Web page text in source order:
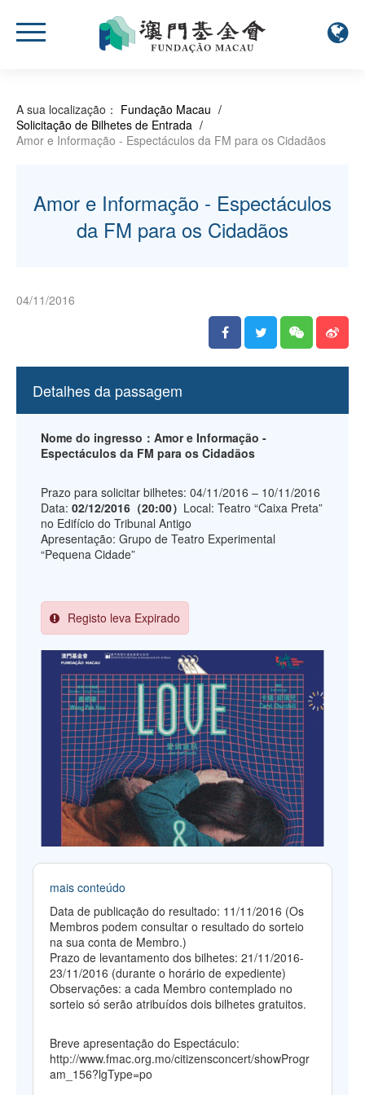
A sua localização： Fundação Macau /
Solicitação de Bilhetes de Entrada /
Amor e Informação - Espectáculos da FM para os Cidadãos
Amor e Informação - Espectáculos
da FM para os Cidadãos
04/11/2016
Detalhes da passagem
Nome do ingresso：Amor e Informação -
Espectáculos da FM para os Cidadãos
Prazo para solicitar bilhetes: 04/11/2016 – 10/11/2016
Data: 02/12/2016（20:00） Local: Teatro “Caixa Preta”
no Edifício do Tribunal Antigo
Apresentação: Grupo de Teatro Experimental
“Pequena Cidade”
Registo leva Expirado
mais conteúdo
Data de publicação do resultado: 11/11/2016 (Os
Membros podem consultar o resultado do sorteio
na sua conta de Membro.)
Prazo de levantamento dos bilhetes: 21/11/2016-
23/11/2016 (durante o horário de expediente)
Observações: a cada Membro contemplado no
sorteio só serão atribuídos dois bilhetes gratuitos.
Breve apresentação do Espectáculo:
http://www.fmac.org.mo/citizensconcert/showProgr
am_156?lgType=po